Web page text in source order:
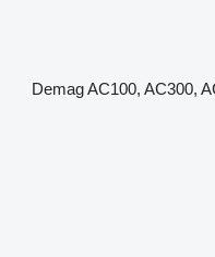
Demag AC100, AC300,